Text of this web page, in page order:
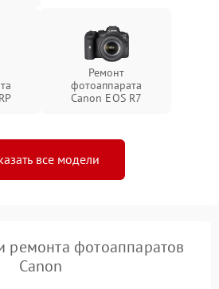
Ремонт
фотоаппарата
Canon EOS R7
все модели
ремонта фотоаппаратов
Canon